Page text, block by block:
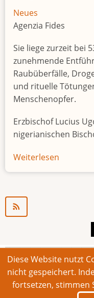
Neues
Agenzia Fides
Sie liege zurzeit bei
zunehmende
Raubüberfälle,
und rituelle
Menschenopfer.
Erzbischof Lucius
nigerianischen
Weiterlesen
© 2026 Bonner
Footer
Impressum Kontakt
Diese Website nutzt
nicht gespeichert.
fortsetzen, stimmen